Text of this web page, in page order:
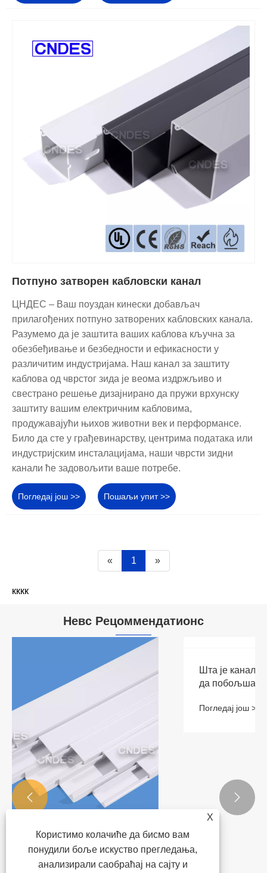
Потпуно затворен кабловски канал
ЦНДЕС – Ваш поуздан кинески добављач
прилагођених потпуно затворених кабловских канала.
Разумемо да је заштита ваших каблова кључна за
обезбеђивање и безбедности и ефикасности у
различитим индустријама. Наш канал за заштиту
каблова од чврстог зида је веома издржљиво и
свестрано решење дизајнирано да пружи врхунску
заштиту вашим електричним кабловима,
продужавајући њихов животни век и перформансе.
Било да сте у грађевинарству, центрима података или
индустријским инсталацијама, наши чврсти зидни
канали ће задовољити ваше потребе.
Погледај још >> Пошаљи упит >>
« 1 »
кккк
Невс Рецоммендатионс
 
X
Користимо колачиће да бисмо вам
понудили боље искуство прегледања,
анализирали саобраћај на сајту и